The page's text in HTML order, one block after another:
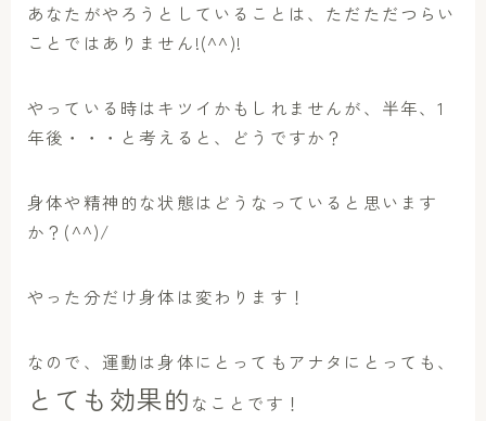
あなたがやろうとしていることは、ただただつらい
ことではありません!(^^)!
やっている時はキツイかもしれませんが、半年、1
年後・・・と考えると、どうですか？
身体や精神的な状態はどうなっていると思います
か？(^^)/
やった分だけ身体は変わります！
なので、運動は身体にとってもアナタにとっても、
とても効果的 なことです！